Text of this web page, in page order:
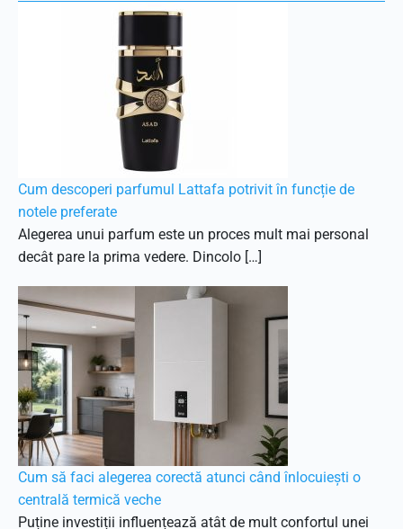
Cum descoperi parfumul Lattafa potrivit în funcție de
notele preferate
Alegerea unui parfum este un proces mult mai personal
decât pare la prima vedere. Dincolo […]
Cum să faci alegerea corectă atunci când înlocuiești o
centrală termică veche
Puține investiții influențează atât de mult confortul unei